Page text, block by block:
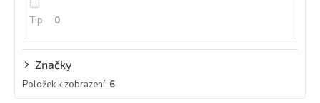
Tip 0
Značky
Položek k zobrazení: 6